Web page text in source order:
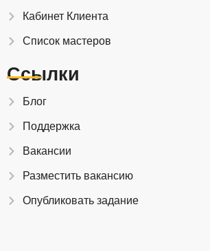
Кабинет Клиента
Список мастеров
Ссылки
Блог
Поддержка
Вакансии
Разместить вакансию
Опубликовать задание